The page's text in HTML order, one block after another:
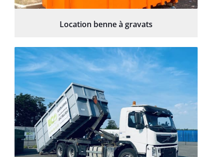
Location benne à gravats